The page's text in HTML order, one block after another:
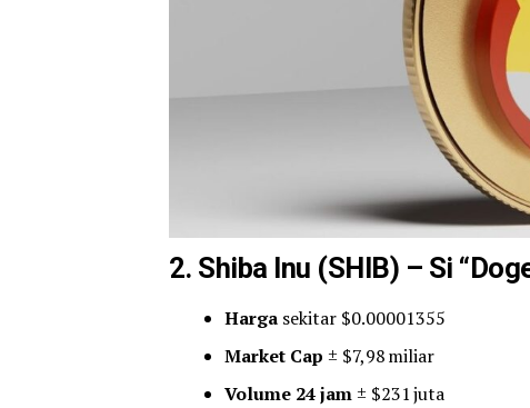
2. Shiba Inu (SHIB) – Si
Harga sekitar $0.00001355
Market Cap ± $7,98 miliar
Volume 24 jam ± $231 juta